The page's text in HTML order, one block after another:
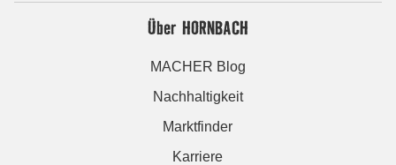
Über HORNBACH
MACHER Blog
Nachhaltigkeit
Marktfinder
Karriere